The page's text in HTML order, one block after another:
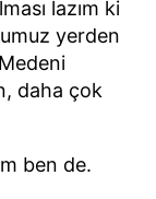
lazım ki
yerden
daha çok
ben de.